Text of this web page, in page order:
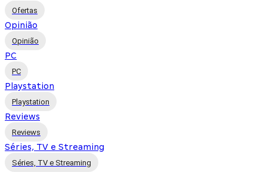
Ofertas
Opinião
Opinião
PC
PC
Playstation
Playstation
Reviews
Reviews
Séries, TV e Streaming
Séries, TV e Streaming